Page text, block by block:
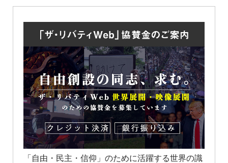
「自由・民主・信仰」のために活躍する世界の識